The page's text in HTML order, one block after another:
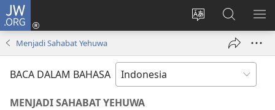
JW.ORG
Ganti
bahasa
Log
window
Cari
di
JW.ORG
Menjadi Sahabat Yehuwa
BACA DALAM BAHASA
MENJADI SAHABAT YEHUWA